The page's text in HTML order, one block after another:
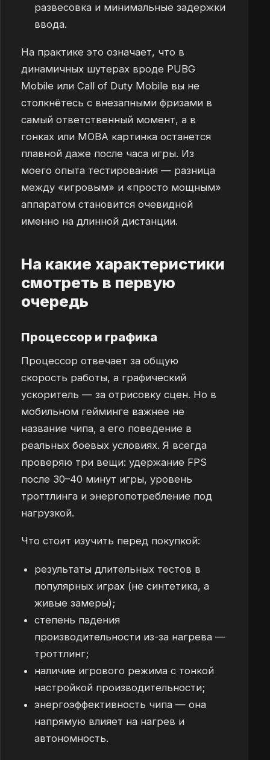
развесовка и минимальные задержки
ввода.
На практике это означает, что в
динамичных шутерах вроде PUBG
Mobile или Call of Duty Mobile вы не
столкнётесь с внезапными фризами в
самый ответственный момент, а в
гонках или MOBA картинка останется
плавной даже после часа игры. Из
моего опыта тестирования — разница
между «игровым» и «просто мощным»
аппаратом становится очевидной
именно на длинной дистанции.
На какие характеристики
смотреть в первую
очередь
Процессор и графика
Процессор отвечает за общую
скорость работы, а графический
ускоритель — за отрисовку сцен. Но в
мобильном гейминге важнее не
название чипа, а его поведение в
реальных боевых условиях. Я всегда
проверяю три вещи: удержание FPS
после 30–40 минут игры, уровень
троттлинга и энергопотребление под
нагрузкой.
Что стоит изучить перед покупкой:
результаты длительных тестов в
популярных играх (не синтетика, а
живые замеры);
степень падения
производительности из-за нагрева —
троттлинг;
наличие игрового режима с тонкой
настройкой производительности;
энергоэффективность чипа — она
напрямую влияет на нагрев и
автономность.